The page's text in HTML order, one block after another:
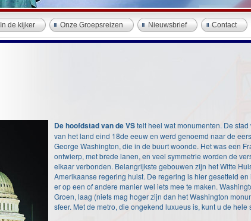
In de kijker Onze Groepsreizen Nieuwsbrief Contact
De hoofdstad van de VStelt heel wat monumenten. De
van het land eind 18de eeuw en werd genoemd naar de
George Washington, die in de buurt woonde. Het was een
ontwierp, met brede lanen, en veel symmetrie worden de
elkaar verbonden. Belangrijkste gebouwen zijn het Witte
Amerikaanse regering huist. De regering is hier gesetteld
er op een of andere manier wel iets mee te maken.
Groen, laag (niets mag hoger zijn dan het Washington
sfeer. Met de metro, die ongekend luxueus is, kunt u de hele